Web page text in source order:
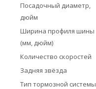
Посадочный диаметр,
дюйм
Ширина профиля шины
(мм, дюйм)
Количество скоростей
Задняя звёзда
Тип тормозной системы